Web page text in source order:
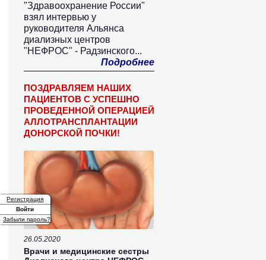
Регистрация
Войти (активная вкладка)
Забыли пароль?
"Здравоохранение России"
взял интервью у
руководителя Альянса
диализных центров
"НЕФРОС" - Радзинского...
Подробнее
ПОЗДРАВЛЯЕМ НАШИХ
ПАЦИЕНТОВ С УСПЕШНО
ПРОВЕДЕННОЙ ОПЕРАЦИЕЙ
АЛЛОТРАНСПЛАНТАЦИИ
ДОНОРСКОЙ ПОЧКИ!
26.05.2020
Врачи и медицинские сестры